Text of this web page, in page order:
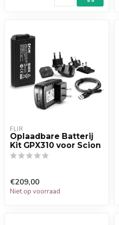
FLIR
Oplaadbare Batterij
Kit GPX310 voor Scion
€209,00
Niet op voorraad